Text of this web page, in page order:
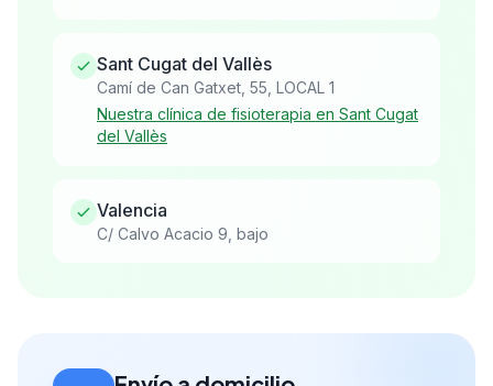
Sant Cugat del Vallès
Camí de Can Gatxet, 55, LOCAL 1
Nuestra clínica de fisioterapia en Sant Cugat
del Vallès
Valencia
C/ Calvo Acacio 9, bajo